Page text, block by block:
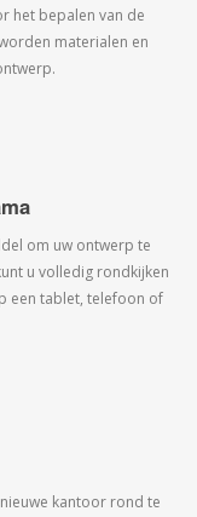
het bepalen van de
materialen en
om uw ontwerp te
u volledig rondkijken
een tablet, telefoon of
kantoor rond te